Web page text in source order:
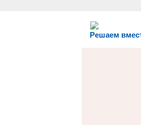
Решаем